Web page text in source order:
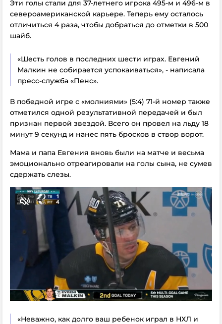
Эти голы стали для 37-летнего игрока 495-м и 496-м в
североамериканской карьере. Теперь ему осталось
отличиться 4 раза, чтобы добраться до отметки в 500
шайб.
«Шесть голов в последних шести играх. Евгений
Малкин не собирается успокаиваться», - написала
пресс-служба «Пенс».
В победной игре с «молниями» (5:4) 71-й номер также
отметился одной результативной передачей и был
признан первой звездой. Всего он провел на льду 18
минут 9 секунд и нанес пять бросков в створ ворот.
Мама и папа Евгения вновь были на матче и весьма
эмоционально отреагировали на голы сына, не сумев
сдержать слезы.
«Неважно, как долго ваш ребенок играл в НХЛ и